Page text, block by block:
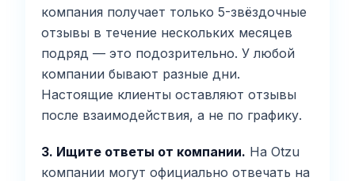
компания получает только 5-звёздочные
отзывы в течение нескольких месяцев
подряд — это подозрительно. У любой
компании бывают разные дни.
Настоящие клиенты оставляют отзывы
после взаимодействия, а не по графику.
3. Ищите ответы от компании. На Otzu
компании могут официально отвечать на